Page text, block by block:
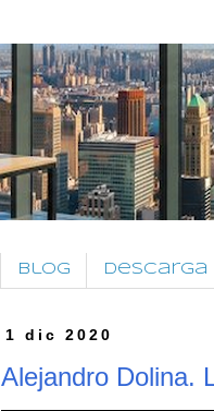
Blog Descarga
1 dic 2020
Alejandro Dolina.